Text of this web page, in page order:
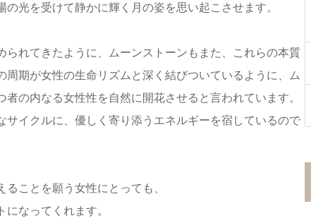
光を受けて静かに輝く月の姿を思い起こさせます。
られてきたように、ムーンストーンもまた、これらの本質
期が女性の生命リズムと深く結びついているように、ム
の内なる女性性を自然に開花させると言われています。
サイクルに、優しく寄り添うエネルギーを宿しているので
ことを願う女性にとっても、
なってくれます。